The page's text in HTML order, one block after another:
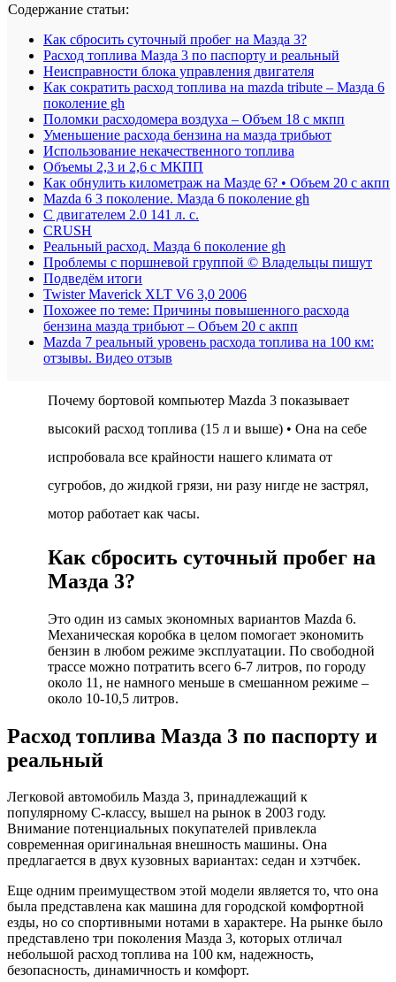
Содержание статьи:
Как сбросить суточный пробег на Мазда 3?
Расход топлива Мазда 3 по паспорту и реальный
Неисправности блока управления двигателя
Как сократить расход топлива на mazda tribute – Мазда 6
поколение gh
Поломки расходомера воздуха – Объем 18 с мкпп
Уменьшение расхода бензина на мазда трибьют
Использование некачественного топлива
Объемы 2,3 и 2,6 с МКПП
Как обнулить километраж на Мазде 6? • Объем 20 с акпп
Mazda 6 3 поколение. Мазда 6 поколение gh
С двигателем 2.0 141 л. с.
CRUSH
Реальный расход. Мазда 6 поколение gh
Проблемы с поршневой группой © Владельцы пишут
Подведём итоги
Twister Maverick XLT V6 3,0 2006
Похожее по теме: Причины повышенного расхода
бензина мазда трибьют – Объем 20 с акпп
Mazda 7 реальный уровень расхода топлива на 100 км:
отзывы. Видео отзыв
Почему бортовой компьютер Mazda 3 показывает
высокий расход топлива (15 л и выше) • Она на себе
испробовала все крайности нашего климата от
сугробов, до жидкой грязи, ни разу нигде не застрял,
мотор работает как часы.
Как сбросить суточный пробег на
Мазда 3?
Это один из самых экономных вариантов Mazda 6.
Механическая коробка в целом помогает экономить
бензин в любом режиме эксплуатации. По свободной
трассе можно потратить всего 6-7 литров, по городу
около 11, не намного меньше в смешанном режиме –
около 10-10,5 литров.
Расход топлива Мазда 3 по паспорту и
реальный
Легковой автомобиль Мазда 3, принадлежащий к
популярному С-классу, вышел на рынок в 2003 году.
Внимание потенциальных покупателей привлекла
современная оригинальная внешность машины. Она
предлагается в двух кузовных вариантах: седан и хэтчбек.
Еще одним преимуществом этой модели является то, что она
была представлена как машина для городской комфортной
езды, но со спортивными нотами в характере. На рынке было
представлено три поколения Мазда 3, которых отличал
небольшой расход топлива на 100 км, надежность,
безопасность, динамичность и комфорт.